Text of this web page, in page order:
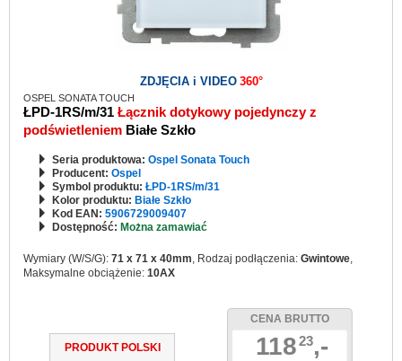
ZDJĘCIA i VIDEO 360°
OSPEL SONATA TOUCH
ŁPD-1RS/m/31 Łącznik dotykowy pojedynczy z
podświetleniem Białe Szkło
Seria produktowa: Ospel Sonata Touch
Producent: Ospel
Symbol produktu: ŁPD-1RS/m/31
Kolor produktu: Białe Szkło
Kod EAN: 5906729009407
Dostępność: Można zamawiać
Wymiary (W/S/G): 71 x 71 x 40mm, Rodzaj podłączenia: Gwintowe,
Maksymalne obciążenie: 10AX
PRODUKT POLSKI
CENA BRUTTO
11823,-